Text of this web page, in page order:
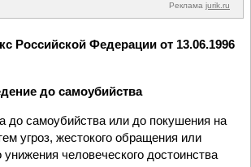
Реклама jurik.ru
Российской Федерации от 13.06.1996
до самоубийства
до самоубийства или до покушения на
угроз, жестокого обращения или
унижения человеческого достоинства